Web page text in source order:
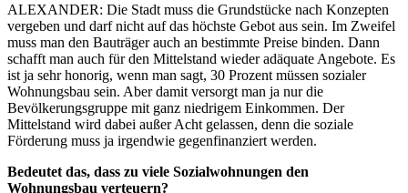
ALEXANDER: Die Stadt muss die Grundstücke nach Konzepten
vergeben und darf nicht auf das höchste Gebot aus sein. Im Zweifel
muss man den Bauträger auch an bestimmte Preise binden. Dann
schafft man auch für den Mittelstand wieder adäquate Angebote. Es
ist ja sehr honorig, wenn man sagt, 30 Prozent müssen sozialer
Wohnungsbau sein. Aber damit versorgt man ja nur die
Bevölkerungsgruppe mit ganz niedrigem Einkommen. Der
Mittelstand wird dabei außer Acht gelassen, denn die soziale
Förderung muss ja irgendwie gegenfinanziert werden.
Bedeutet das, dass zu viele Sozialwohnungen den
Wohnungsbau verteuern?